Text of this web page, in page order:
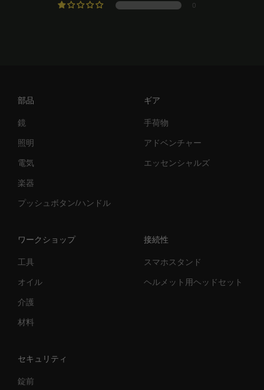
0
部品
鏡
照明
電気
楽器
プッシュボタン/ハンドル
ギア
手荷物
アドベンチャー
エッセンシャルズ
ワークショップ
工具
オイル
介護
材料
接続性
スマホスタンド
ヘルメット用ヘッドセット
セキュリティ
錠前